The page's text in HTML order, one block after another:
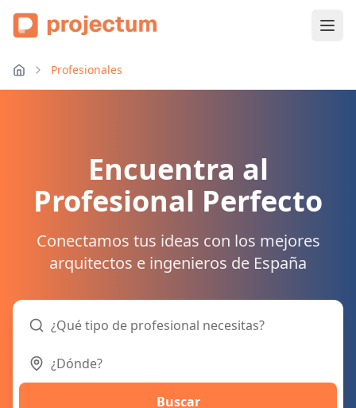
Profesionales
Encuentra al
Profesional Perfecto
Conectamos tus ideas con los mejores
arquitectos e ingenieros de España
Buscar